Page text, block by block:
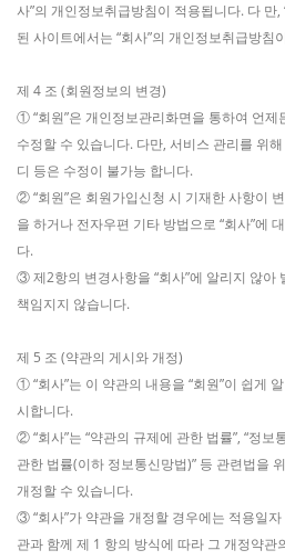
사”의 개인정보취급방침이 적용됩니다. 다 만
된 사이트에서는 “회사”의 개인정보취급방침
제 4 조 (회원정보의 변경)
① “회원”은 개인정보관리화면을 통하여 언
수정할 수 있습니다. 다만, 서비스 관리를 위
디 등은 수정이 불가능 합니다.
② “회원”은 회원가입신청 시 기재한 사항이
을 하거나 전자우편 기타 방법으로 “회사”에
다.
③ 제2항의 변경사항을 “회사”에 알리지 않아
책임지지 않습니다.
제 5 조 (약관의 게시와 개정)
① “회사”는 이 약관의 내용을 “회원”이 쉽게
시합니다.
② “회사”는 “약관의 규제에 관한 법률”, “정
관한 법률(이하 정보통신망법)” 등 관련법을
개정할 수 있습니다.
③ “회사”가 약관을 개정할 경우에는 적용일
관과 함께 제 1 항의 방식에 따라 그 개정약